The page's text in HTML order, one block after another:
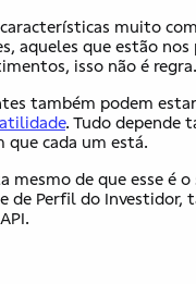
muito
aqueles que estão nos
isso não é regra.
também podem
. Tudo depende
que cada um está.
mesmo de que esse é
de Perfil do Investidor,